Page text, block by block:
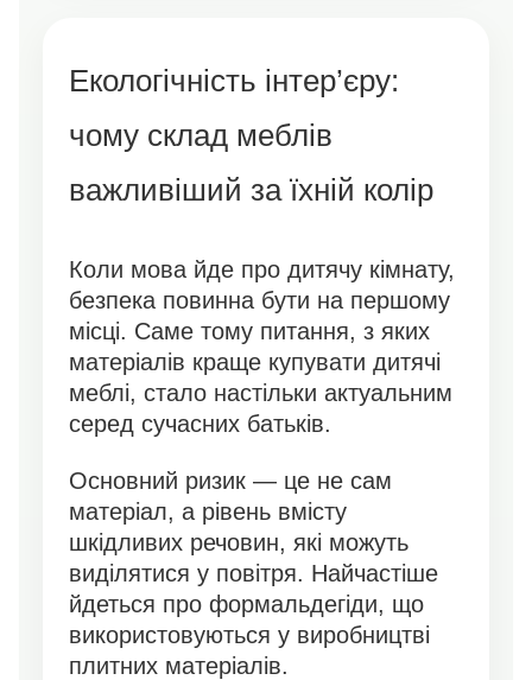
Екологічність інтер’єру:
чому склад меблів
важливіший за їхній колір
Коли мова йде про дитячу кімнату,
безпека повинна бути на першому
місці. Саме тому питання, з яких
матеріалів краще купувати дитячі
меблі, стало настільки актуальним
серед сучасних батьків.
Основний ризик — це не сам
матеріал, а рівень вмісту
шкідливих речовин, які можуть
виділятися у повітря. Найчастіше
йдеться про формальдегіди, що
використовуються у виробництві
плитних матеріалів.